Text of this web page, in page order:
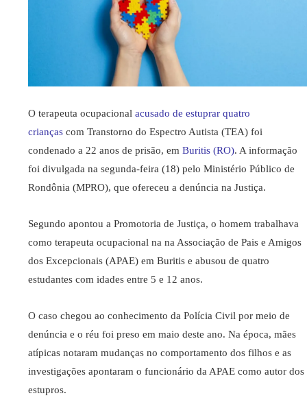
O terapeuta ocupacional acusado de estuprar quatro
crianças com Transtorno do Espectro Autista (TEA) foi
condenado a 22 anos de prisão, em Buritis (RO). A informação
foi divulgada na segunda-feira (18) pelo Ministério Público de
Rondônia (MPRO), que ofereceu a denúncia na Justiça.
Segundo apontou a Promotoria de Justiça, o homem trabalhava
como terapeuta ocupacional na na Associação de Pais e Amigos
dos Excepcionais (APAE) em Buritis e abusou de quatro
estudantes com idades entre 5 e 12 anos.
O caso chegou ao conhecimento da Polícia Civil por meio de
denúncia e o réu foi preso em maio deste ano. Na época, mães
atípicas notaram mudanças no comportamento dos filhos e as
investigações apontaram o funcionário da APAE como autor dos
estupros.